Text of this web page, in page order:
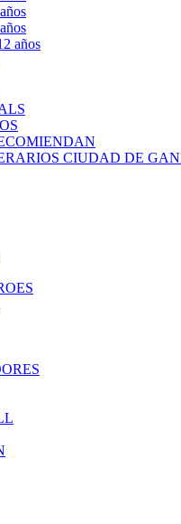
años
CIUDAD DE